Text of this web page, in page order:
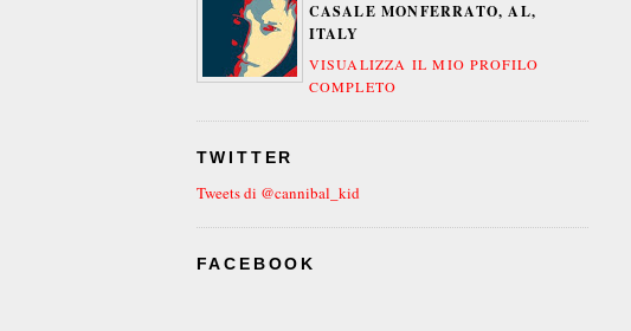
CASALE MONFERRATO, AL,
ITALY
VISUALIZZA IL MIO PROFILO
COMPLETO
TWITTER
Tweets di @cannibal_kid
FACEBOOK